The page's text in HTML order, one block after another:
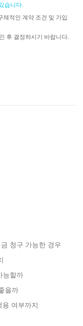
습니다.
적인 계약 조건 및 가입
후 결정하시기 바랍니다.
청구 가능한 경우
능할까
을까
용 여부까지